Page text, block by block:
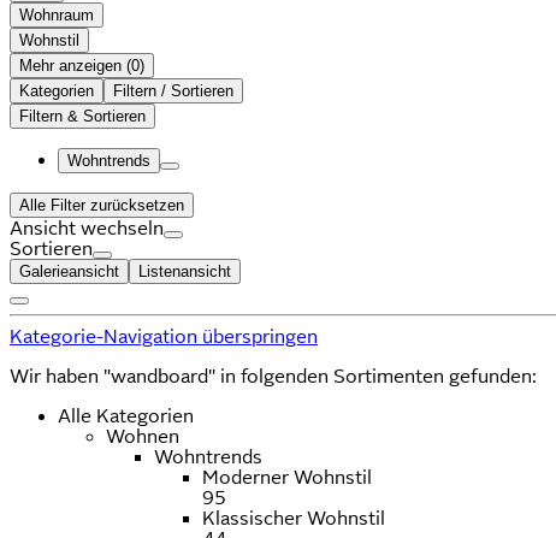
Wohnraum
Wohnstil
Mehr anzeigen ( )
Kategorien
Filtern / Sortieren
Filtern & Sortieren
Wohntrends
Alle Filter zurücksetzen
Ansicht wechseln
Sortieren
Galerieansicht Listenansicht
Kategorie-Navigation überspringen
Wir haben "wandboard" in folgenden Sortimenten gefunden:
Alle Kategorien
Wohnen
Wohntrends
Moderner Wohnstil
95
Klassischer Wohnstil